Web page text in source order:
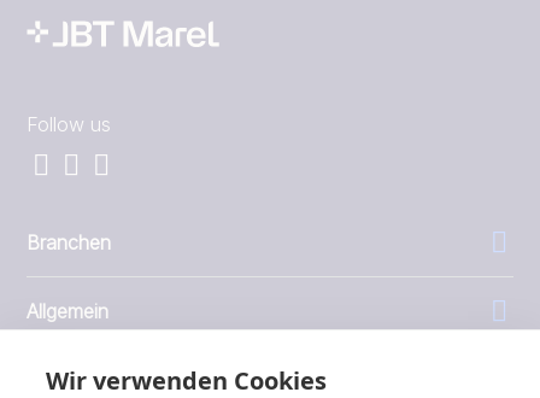
Wir verwenden Cookies
Follow us
Branchen
Allgemein
Unternehmen